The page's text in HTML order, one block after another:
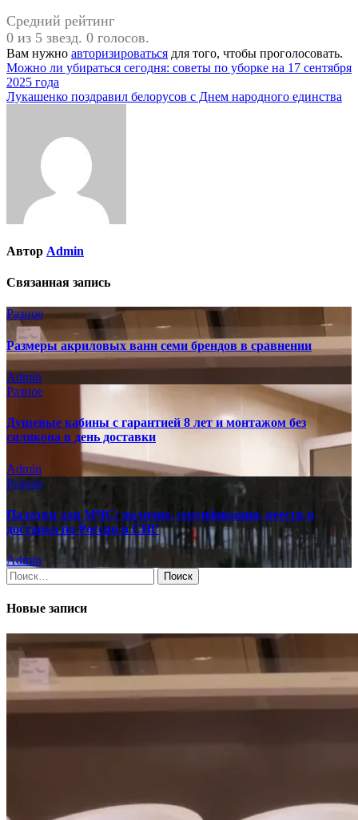
Средний рейтинг
0 из 5 звезд. 0 голосов.
Вам нужно авторизироваться для того, чтобы проголосовать.
Навигация
по
Можно ли убираться сегодня: советы по уборке на 17 сентября
2025 года
Лукашенко поздравил белорусов с Днем народного единства
Автор Admin
Связанная запись
Разное
Размеры акриловых ванн семи брендов в сравнении
Admin
Разное
Душевые кабины с гарантией 8 лет и монтажом без
силикона в день доставки
Admin
Разное
Палатки для МЧС: наличие, сертификация, реестр и
доставка по России и СНГ
Admin
Найти:
Новые записи